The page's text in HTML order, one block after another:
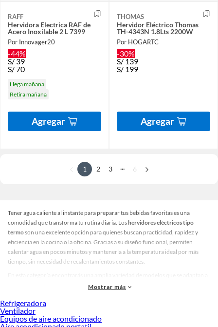
RAFF
Hervidora Electrica RAF de
Acero Inoxilable 2 L 7399
Por Innovager20
-44%
S/39
S/70
Llega mañana
Retira mañana
Agregar
THOMAS
Hervidor Eléctrico Thomas
TH-4343N 1.8Lts 2200W
Por HOGARTC
-30%
S/139
S/ 199
Agregar
1 2 3 ... 6
Tener agua caliente al instante para preparar tus bebidas favoritas es una
comodidad que transforma tu rutina diaria. Loshervidores eléctricos tipo
termoson una excelente opción para quienes buscan practicidad, rapidez y
eficiencia en la cocina o la oficina. Gracias a su diseño funcional, permiten
calentar agua en pocos minutos y mantenerla a la temperatura ideal por más
tiempo, sin necesidad de recalentamientos constantes.
diferentes estilos y necesidades. Hay hervidores eléctricos tipo termo con
capacidades que van desde los más compactos hasta los ideales para familias
numerosas. Algunos incluyen funciones como apagado automático, indicador
de nivel de agua y sistemas de seguridad que brindan tranquilidad en cada uso.
Mostrar más
Refrigeradora
Ventilador
Equipos de aire acondicionado